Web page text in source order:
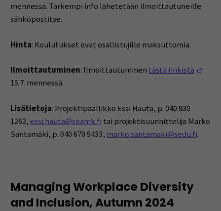
mennessä. Tarkempi info lähetetään ilmoittautuneille
sähköpostitse.
Hinta: Koulutukset ovat osallistujille maksuttomia.
Ilmoittautuminen: Ilmoittautuminen tästä linkistä
15.7. mennessä.
Lisätietoja: Projektipäällikkö Essi Hauta, p. 040 830
1262, essi.hauta@seamk.fi tai projektisuunnittelija Marko
Santamäki, p. 040 670 9433, marko.santamaki@sedu.fi.
Managing Workplace Diversity
and Inclusion, Autumn 2024